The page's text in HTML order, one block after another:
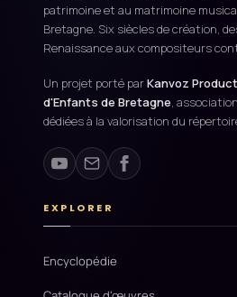
patrimoine et au matrimoine
Bretagne. Six siècles de création,
Renaissance aux compositeurs
Un projet porté parKanvoz
d'Enfants de Bretagne,
dédiées à la valorisation du
EXPLORER
Encyclopédie